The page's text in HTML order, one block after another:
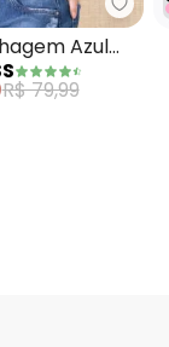
Preta com
Azul
Americana
R$ 79,99